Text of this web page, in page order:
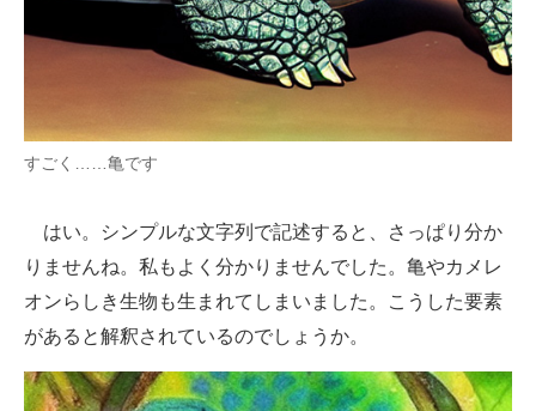
すごく……亀です
はい。シンプルな文字列で記述すると、さっぱり分か
りませんね。私もよく分かりませんでした。亀やカメレ
オンらしき生物も生まれてしまいました。こうした要素
があると解釈されているのでしょうか。